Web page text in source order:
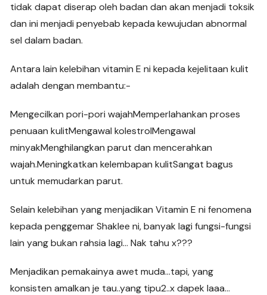
tidak dapat diserap oleh badan dan akan menjadi toksik
dan ini menjadi penyebab kepada kewujudan abnormal
sel dalam badan.
Antara lain kelebihan vitamin E ni kepada kejelitaan kulit
adalah dengan membantu:-
Mengecilkan pori-pori wajahMemperlahankan proses
penuaan kulitMengawal kolestrolMengawal
minyakMenghilangkan parut dan mencerahkan
wajah.Meningkatkan kelembapan kulitSangat bagus
untuk memudarkan parut.
Selain kelebihan yang menjadikan Vitamin E ni fenomena
kepada penggemar Shaklee ni, banyak lagi fungsi-fungsi
lain yang bukan rahsia lagi… Nak tahu x???
Menjadikan pemakainya awet muda…tapi, yang
konsisten amalkan je tau..yang tipu2..x dapek laaa…